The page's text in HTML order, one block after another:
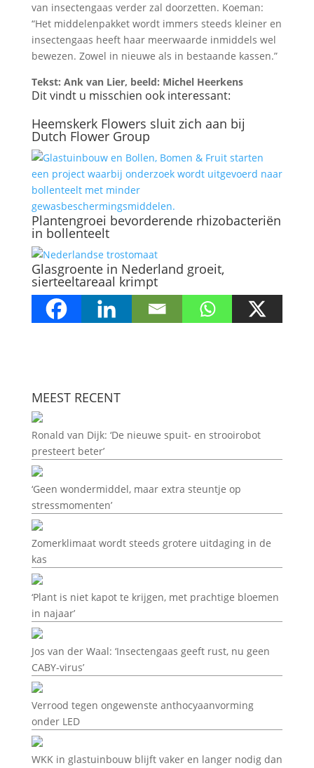
van insectengaas verder zal doorzetten. Koeman:
“Het middelenpakket wordt immers steeds kleiner en
insectengaas heeft haar meerwaarde inmiddels wel
bewezen. Zowel in nieuwe als in bestaande kassen.”
Tekst: Ank van Lier, beeld: Michel Heerkens
Dit vindt u misschien ook interessant:
Heemskerk Flowers sluit zich aan bij
Dutch Flower Group
Plantengroei bevorderende rhizobacteriën
in bollenteelt
Glasgroente in Nederland groeit,
sierteeltareaal krimpt
MEEST RECENT
Ronald van Dijk: ‘De nieuwe spuit- en strooirobot
presteert beter’
‘Geen wondermiddel, maar extra steuntje op
stressmomenten’
Zomerklimaat wordt steeds grotere uitdaging in de
kas
‘Plant is niet kapot te krijgen, met prachtige bloemen
in najaar’
Jos van der Waal: ‘Insectengaas geeft rust, nu geen
CABY-virus’
Verrood tegen ongewenste anthocyaanvorming
onder LED
WKK in glastuinbouw blijft vaker en langer nodig dan